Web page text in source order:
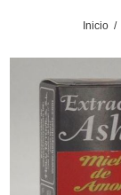
Inicio /